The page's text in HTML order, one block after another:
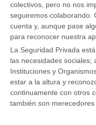
colectivos, pero no nos
seguiremos colaborando.
cuenta y, aunque pase
para reconocer nuestra
La Seguridad Privada
las necesidades sociales;
Instituciones y
estar a la altura y
continuamente con otros
también son